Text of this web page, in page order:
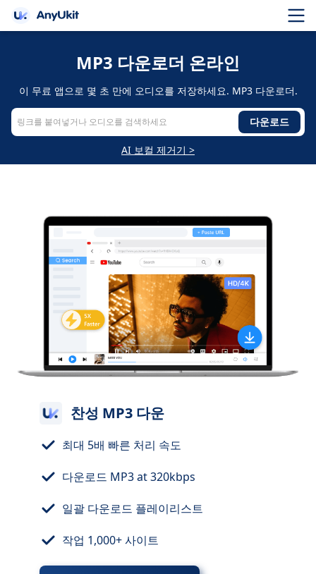
MP3 다운로더 온라인
이 무료 앱으로 몇 초 만에 오디오를 저장하세요. MP3 다운로더.
다운로드
AI 보컬 제거기 >
찬성 MP3 다운
최대 5배 빠른 처리 속도
다운로드 MP3 at 320kbps
일괄 다운로드 플레이리스트
작업 1,000+ 사이트